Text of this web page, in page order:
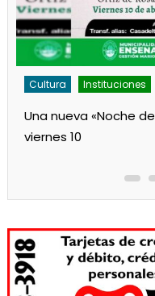
Cultura Noticias
Los jardines de